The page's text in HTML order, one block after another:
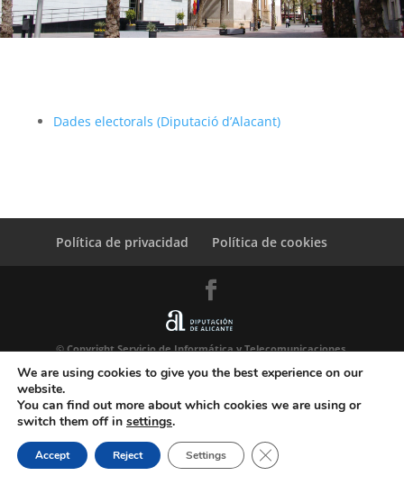
Dades electorals (Diputació d’Alacant)
Política de privacidad Política de cookies
© Copyright Servicio de Informática y Telecomunicaciones.
Diputacion Provincial Alicante
We are using cookies to give you the best experience on our
website.
You can find out more about which cookies we are using or
switch them off in settings.
Accept Reject Settings Close GDPR Cookie